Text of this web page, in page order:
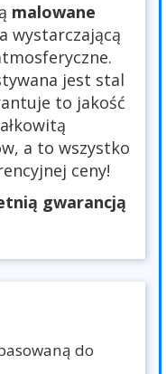
malowane
wystarczającą
jest stal
to jakość
a to wszystko
ceny!
gwarancją
do